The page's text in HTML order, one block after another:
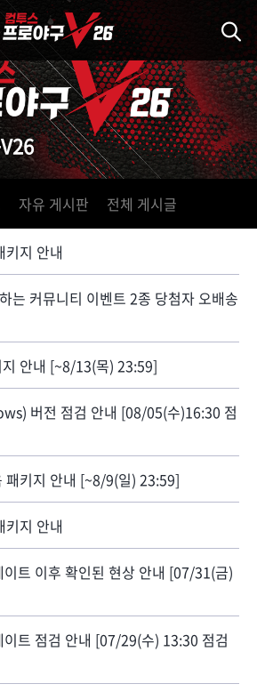
자유 게시판 전체 게시글
지 안내
는 커뮤니티 이벤트 2종 당첨자 오배송
안내 [~8/13(목) 23:59]
버전 점검 안내 [08/05(수)16:30 점
패키지 안내 [~8/9(일) 23:59]
지 안내
트 이후 확인된 현상 안내 [07/31(금)
트 점검 안내 [07/29(수) 13:30 점검